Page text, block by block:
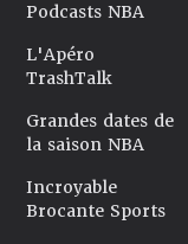
Podcasts NBA
L'Apéro
TrashTalk
Grandes dates de
la saison NBA
Incroyable
Brocante Sports